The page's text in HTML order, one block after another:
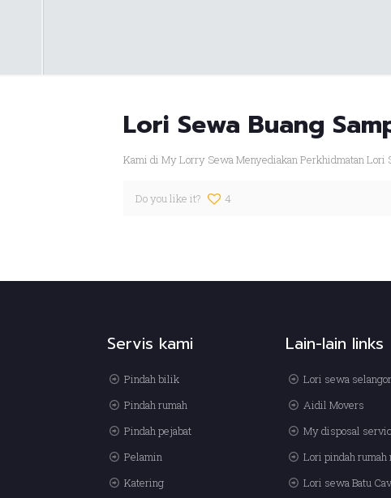
Lori Sewa Buang
Kami di My Lorry Sewa Menyediakan Perkhidmatan Lori
Do you like it? 4
Servis kami
Pindah bilik
Pindah rumah
Pindah pejabat
Pelamin
Katering
Lain-lain links
Lori sewa selangor
Aidil Movers
My disposal
Lori pindah rumah
Lori sewa Batu